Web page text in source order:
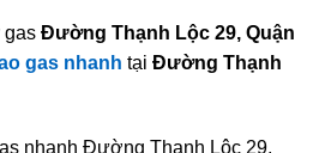
gas Đường Thạnh Lộc 29, Quận
gas nhanh tại Đường Thạnh